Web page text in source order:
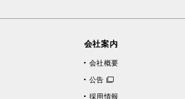
会社案内
会社概要
公告
採用情報